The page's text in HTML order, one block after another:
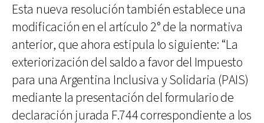
Esta nueva resolución también establece una
modificación en el artículo 2° de la normativa
anterior, que ahora estipula lo siguiente: “La
exteriorización del saldo a favor del Impuesto
para una Argentina Inclusiva y Solidaria (PAIS)
mediante la presentación del formulario de
declaración jurada F.744 correspondiente a los